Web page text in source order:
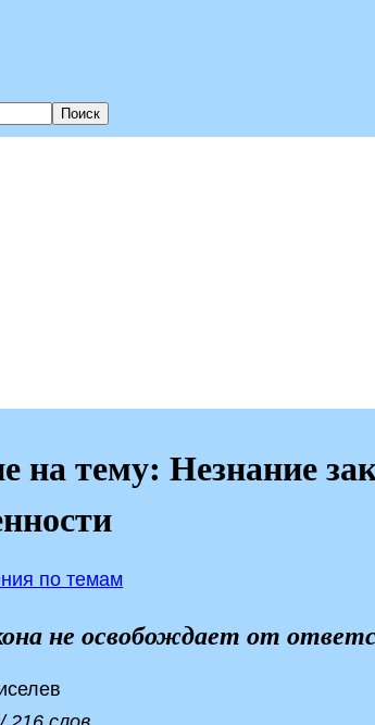
Поиск
на тему: Незнание
по темам
не освобождает от